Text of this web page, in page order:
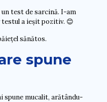
test de sarcină. I-am
testul a ieșit pozitiv. 😊
sănătos.
spune
spune mucalit, arătându-